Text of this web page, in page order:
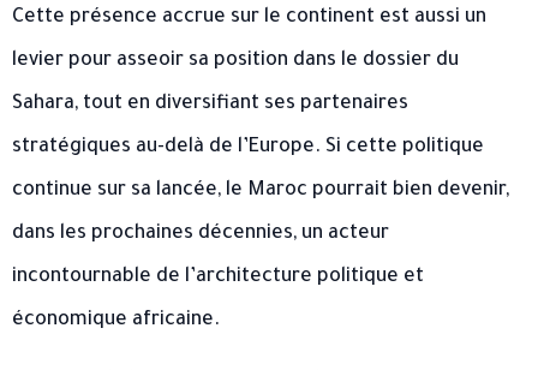
Cette présence accrue sur le continent est aussi un
levier pour asseoir sa position dans le dossier du
Sahara, tout en diversifiant ses partenaires
stratégiques au-delà de l’Europe. Si cette politique
continue sur sa lancée, le Maroc pourrait bien devenir,
dans les prochaines décennies, un acteur
incontournable de l’architecture politique et
économique africaine.